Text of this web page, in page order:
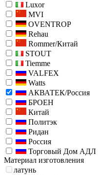
Luxor
MVI
OVENTROP
Rehau
Rommer/Китай
STOUT
Tiemme
VALFEX
Watts
АКВАТЕК/Россия
БРОЕН
Китай
Политэк
Ридан
Россия
Торговый Дом АДЛ
Материал изготовления
латунь